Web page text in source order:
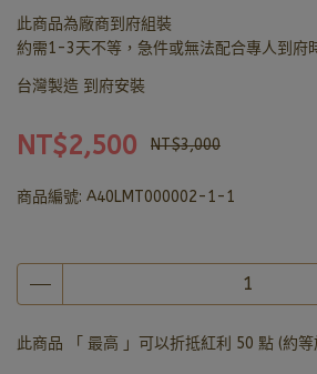
此商品為廠商到府組裝
約需1-3天不等，急件或無法配合專人到府
台灣製造 到府安裝
NT$2,500 NT$3,000
商品編號: A40LMT000002-1-1
此商品 「 最高 」可以折抵紅利 50 點 (約等